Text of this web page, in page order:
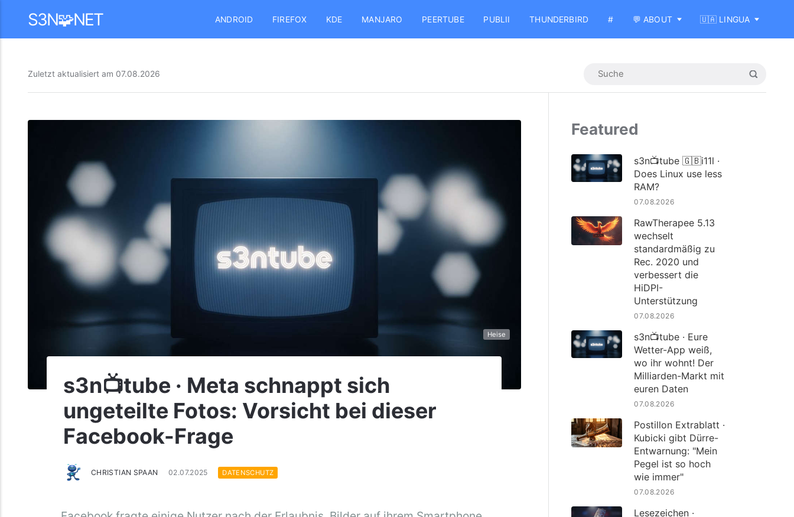
S3N🧩NET ANDROID FIREFOX KDE MANJARO PEERTUBE PUBLII THUNDERBIRD # 💬 ABOUT 🇺🇦 LINGUA
Zuletzt aktualisiert am 07.08.2026
Heise
s3n📺tube · Meta schnappt sich
ungeteilte Fotos: Vorsicht bei dieser
Facebook-Frage
CHRISTIAN SPAAN 02.07.2025 DATENSCHUTZ
Featured
s3n📺tube 🇬🇧i11l ·
Does Linux use less
RAM?
07.08.2026
RawTherapee 5.13
wechselt
standardmäßig zu
Rec. 2020 und
verbessert die
HiDPI-
Unterstützung
07.08.2026
s3n📺tube · Eure
Wetter-App weiß,
wo ihr wohnt! Der
Milliarden-Markt mit
euren Daten
07.08.2026
Postillon Extrablatt ·
Kubicki gibt Dürre-
Entwarnung: "Mein
Pegel ist so hoch
wie immer"
07.08.2026
Lesezeichen ·